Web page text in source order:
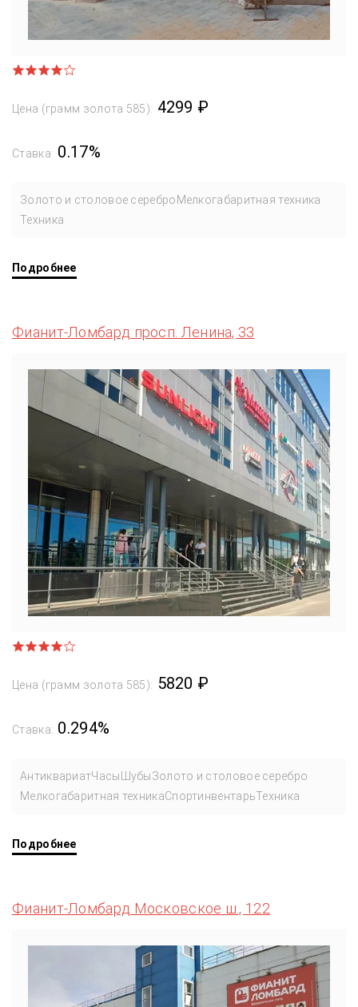
Цена (грамм золота 585): 4299 ₽
Ставка: 0.17%
Золото и столовое серебро Мелкогабаритная техника
Техника
Подробнее
Фианит-Ломбард просп. Ленина, 33
Цена (грамм золота 585): 5820 ₽
Ставка: 0.294%
АнтиквариатЧасыШубыЗолото и столовое серебро
Мелкогабаритная техникаСпортинвентарьТехника
Подробнее
Фианит-Ломбард Московское ш., 122